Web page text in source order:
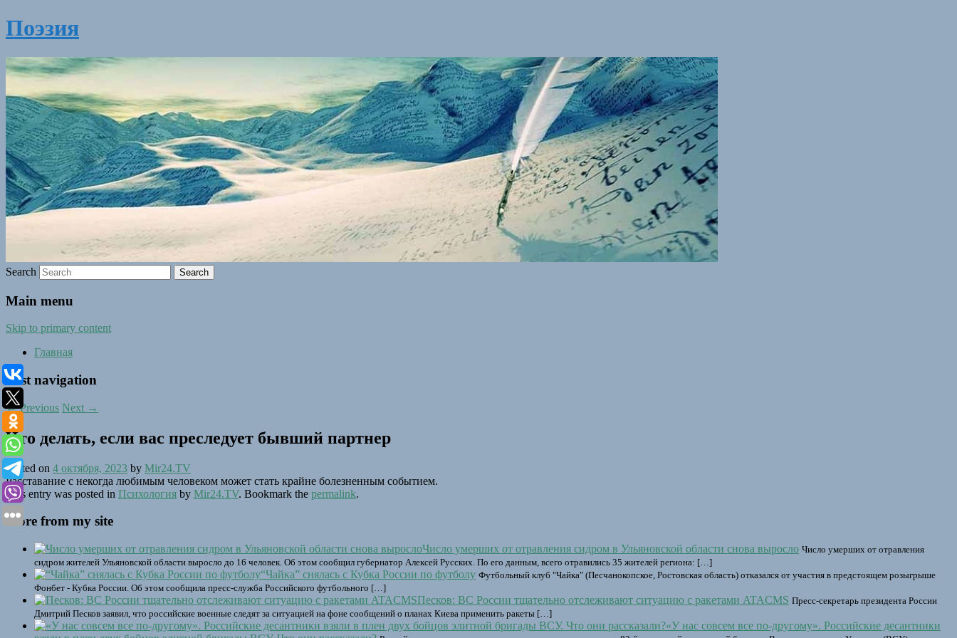
Поэзия
Search
Main menu
Skip to primary content
Главная
Post navigation
←Previous Next →
Что делать, если вас преследует бывший партнер
Posted on 4 октября, 2023 by Mir24.TV
Расставание с некогда любимым человеком может стать крайне болезненным событием.
This entry was posted in Психология by Mir24.TV. Bookmark the permalink.
More from my site
Число умерших от отравления сидром в Ульяновской области снова выросло Число умерших от отравления
сидром жителей Ульяновской области выросло до 16 человек. Об этом сообщил губернатор Алексей Русских. По его данным, всего отравились 35 жителей региона: […]
“Чайка” снялась с Кубка России по футболу Футбольный клуб "Чайка" (Песчанокопское, Ростовская область) отказался от участия в предстоящем розыгрыше
Фонбет - Кубка России. Об этом сообщила пресс-служба Российского футбольного […]
Песков: ВС России тщательно отслеживают ситуацию с ракетами ATACMS Пресс-секретарь президента России
Дмитрий Песков заявил, что российские военные следят за ситуацией на фоне сообщений о планах Киева применить ракеты […]
«У нас совсем все по-другому». Российские десантники